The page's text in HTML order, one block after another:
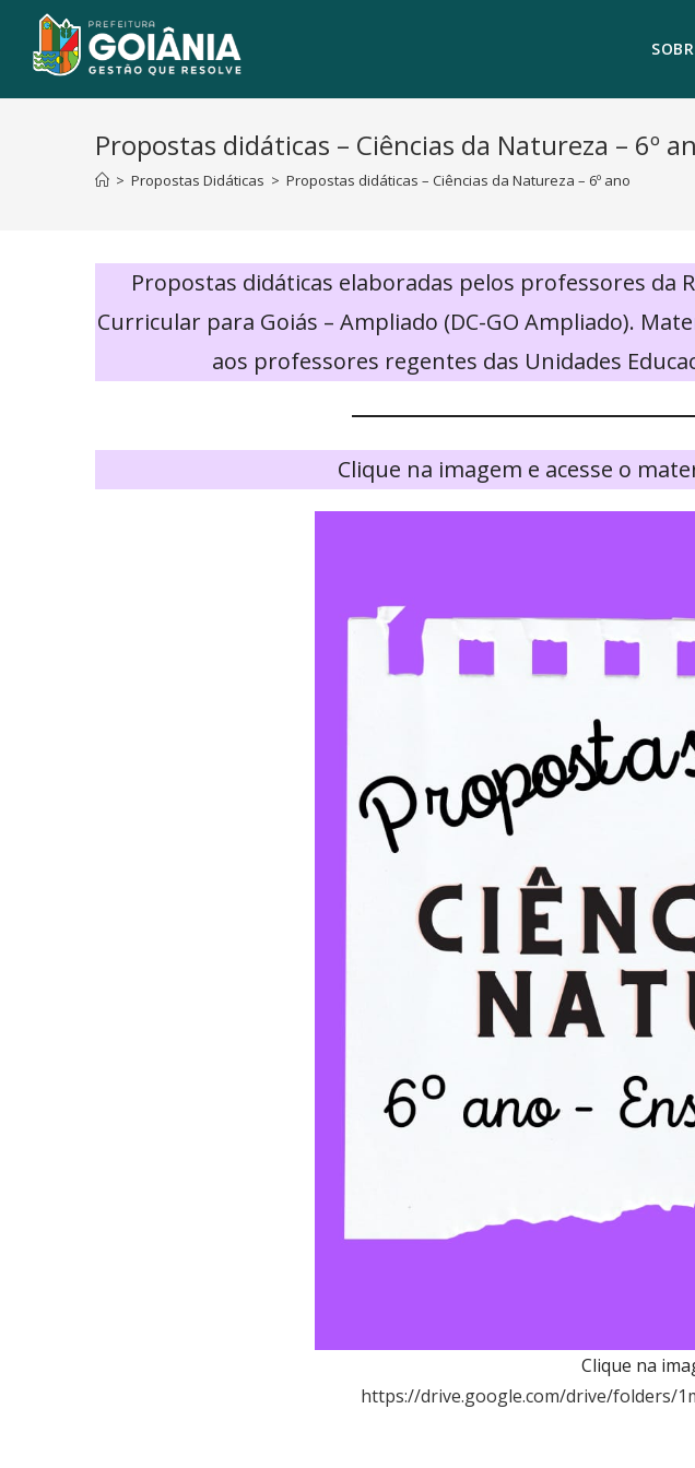
Propostas didáticas – Ciências da Natureza – 6º
> Propostas Didáticas > Propostas didáticas – Ciências da Natureza – 6º ano
Propostas didáticas elaboradas pelos professores da
Curricular para Goiás – Ampliado (DC-GO Ampliado).
aos professores regentes das Unidades
Clique na imagem e acesse o
Clique na
https://drive.google.com/drive/folders/